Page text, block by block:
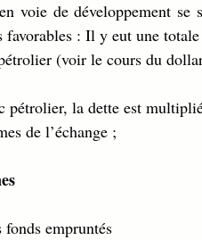
voie de développement se
favorables : Il y eut une
(voir le cours du
pétrolier, la dette est
de l’échange ;
empruntés